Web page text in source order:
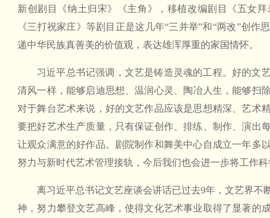
新创剧目《纳土归宋》《主角》，移植改编剧目《五女
《三打祝家庄》等剧目正是这几年“三并举”和“两改”创
递中华民族真善美的价值观，表达雄浑厚重的家国情怀。
习近平总书记强调，文艺是铸造灵魂的工程。好的文
清风一样，能够启迪思想、温润心灵、陶冶人生，能够扫
对于舞台艺术来说，好的文艺作品应该是思想精深、艺术
要把好艺术生产质量，只有保证创作、排练、制作、演出
让观众满意的好作品。剧院制作和舞美中心自成立一年多
努力与新时代艺术管理接轨，今后我们也会进一步将工作
离习近平总书记文艺座谈会讲话已过去9年，文艺界不
神，努力攀登文艺高峰，使得文化艺术事业取得了显著的